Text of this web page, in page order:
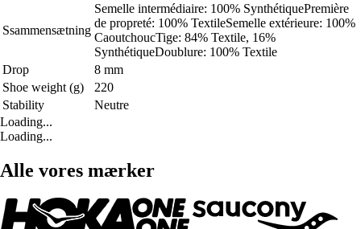
Ssammensætning
Semelle intermédiaire: 100% SynthétiquePremière
de propreté: 100% TextileSemelle extérieure: 100%
CaoutchoucTige: 84% Textile, 16%
SynthétiqueDoublure: 100% Textile
Drop
8 mm
Shoe weight (g)
220
Stability
Neutre
Loading...
Loading...
Alle vores mærker